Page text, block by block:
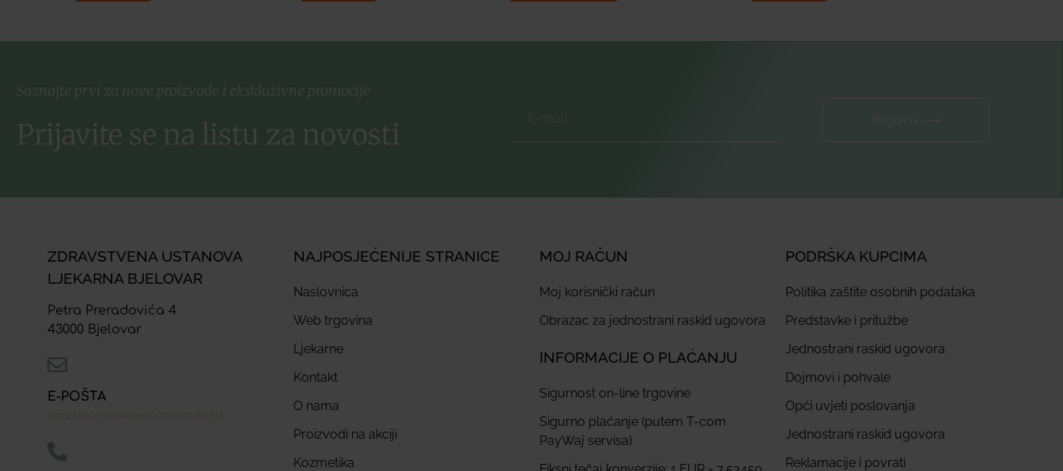
Saznajte prvi za nove proizvode i ekskluzivne promocije
Prijavite se na listu za novosti
ZDRAVSTVENA USTANOVA
LJEKARNA BJELOVAR
Petra Preradovića 4
43000 Bjelovar
E-POŠTA
NAJPOSJEĆENIJE STRANICE
Naslovnica
Web trgovina
Ljekarne
Kontakt
O nama
Proizvodi na akciji
Kozmetika
MOJ RAČUN
Moj korisnički račun
Obrazac za jednostrani raskid ugovora
INFORMACIJE O PLAĆANJU
Sigurnost on-line trgovine
Sigurno plaćanje (putem T-com
PayWaj servisa)
PODRŠKA KUPCIMA
Politika zaštite osobnih podataka
Predstavke i pritužbe
Jednostrani raskid ugovora
Dojmovi i pohvale
Opći uvjeti poslovanja
Jednostrani raskid ugovora
Reklamacije i povrati